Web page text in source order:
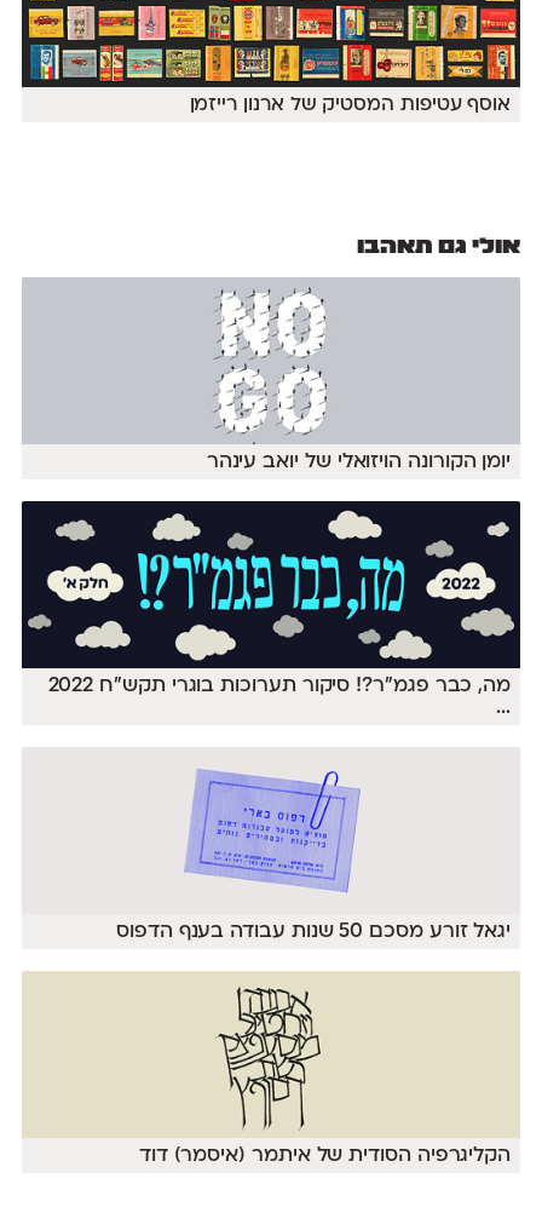
אוסף עטיפות המסטיק של ארנון רייזמן
אולי גם תאהבו
יומן הקורונה הויזואלי של יואב עינהר
מה, כבר פגמ״ר?! סיקור תערוכות בוגרי תקש״ח 2022
...
יגאל זורע מסכם 50 שנות עבודה בענף הדפוס
הקליגרפיה הסודית של איתמר (איסמר) דוד